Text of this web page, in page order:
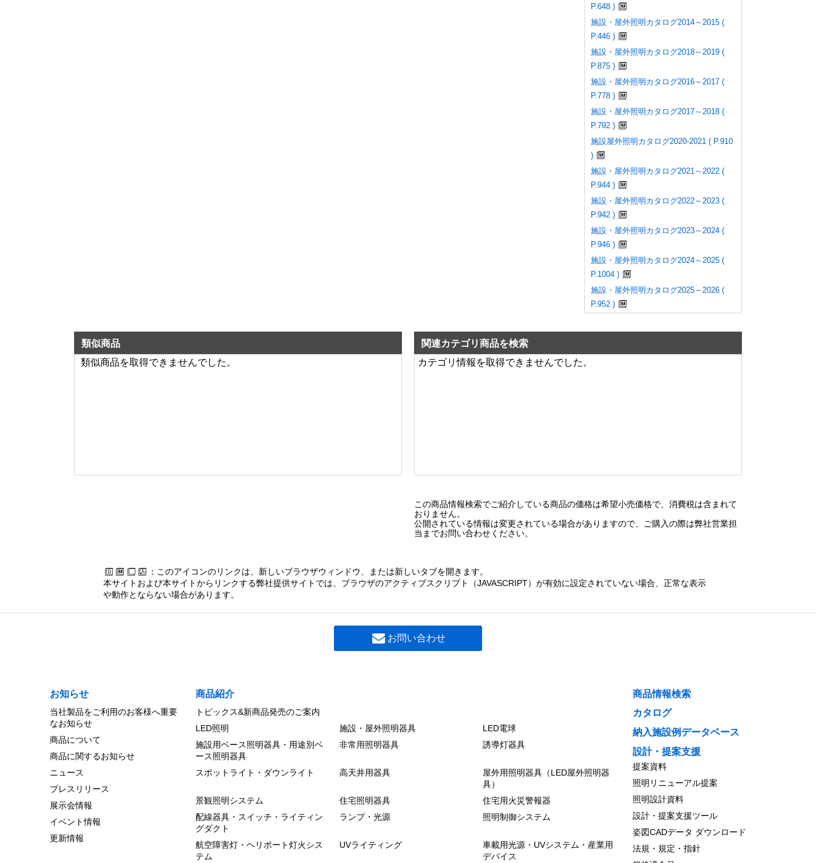
P.648 )
施設・屋外照明カタログ2014～2015 (
P.446 )
施設・屋外照明カタログ2018～2019 (
P.875 )
施設・屋外照明カタログ2016～2017 (
P.778 )
施設・屋外照明カタログ2017～2018 (
P.792 )
施設屋外照明カタログ2020-2021 ( P.910
)
施設・屋外照明カタログ2021～2022 (
P.944 )
施設・屋外照明カタログ2022～2023 (
P.942 )
施設・屋外照明カタログ2023～2024 (
P.946 )
施設・屋外照明カタログ2024～2025 (
P.1004 )
施設・屋外照明カタログ2025～2026 (
P.952 )
類似商品
類似商品を取得できませんでした。
関連カテゴリ商品を検索
カテゴリ情報を取得できませんでした。
この商品情報検索でご紹介している商品の価格は希望小売価格で、消費税は含まれて
おりません。
公開されている情報は変更されている場合がありますので、ご購入の際は弊社営業担
当までお問い合わせください。
：このアイコンのリンクは、新しいブラウザウィンドウ、または新しいタブを開きます。
本サイトおよび本サイトからリンクする弊社提供サイトでは、ブラウザのアクティブスクリプト（JAVASCRIPT）が有効に設定されていない場合、正常な表示
や動作とならない場合があります。
お問い合わせ
お知らせ
当社製品をご利用のお客様へ重要
なお知らせ
商品について
商品に関するお知らせ
ニュース
プレスリリース
展示会情報
イベント情報
更新情報
商品紹介
トピックス&新商品発売のご案内
LED照明
施設・屋外照明器具
LED電球
施設用ベース照明器具・用途別ベ
ース照明器具
非常用照明器具 誘導灯器具
スポットライト・ダウンライト 高天井用器具
屋外用照明器具（LED屋外照明器
具）
景観照明システム
住宅照明器具
住宅用火災警報器
配線器具・スイッチ・ライティン
グダクト
ランプ・光源 照明制御システム
航空障害灯・ヘリポート灯火シス
テム
UVライティング
車載用光源・UVシステム・産業用
デバイス
商品情報検索
カタログ
納入施設例データベース
設計・提案支援
提案資料
照明リニューアル提案
照明設計資料
設計・提案支援ツール
姿図CADデータ ダウンロード
法規・規定・指針